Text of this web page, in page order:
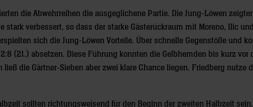
die Abwehrreihen die ausgeglichene Partie. Die Jung-Löwen
stark verbessert, so dass der starke Gästerückraum mit Moreno, Ilic
sich die Jung-Löwen Vorteile. Über schnelle Gegenstöße und
(21.) absetzen. Diese Führung konnten die Gelbhemden bis kurz vor
die Gärtner-Sieben aber zwei klare Chance liegen. Friedberg nutze
sollten richtungsweisend für den Beginn der zweiten Halbzeit